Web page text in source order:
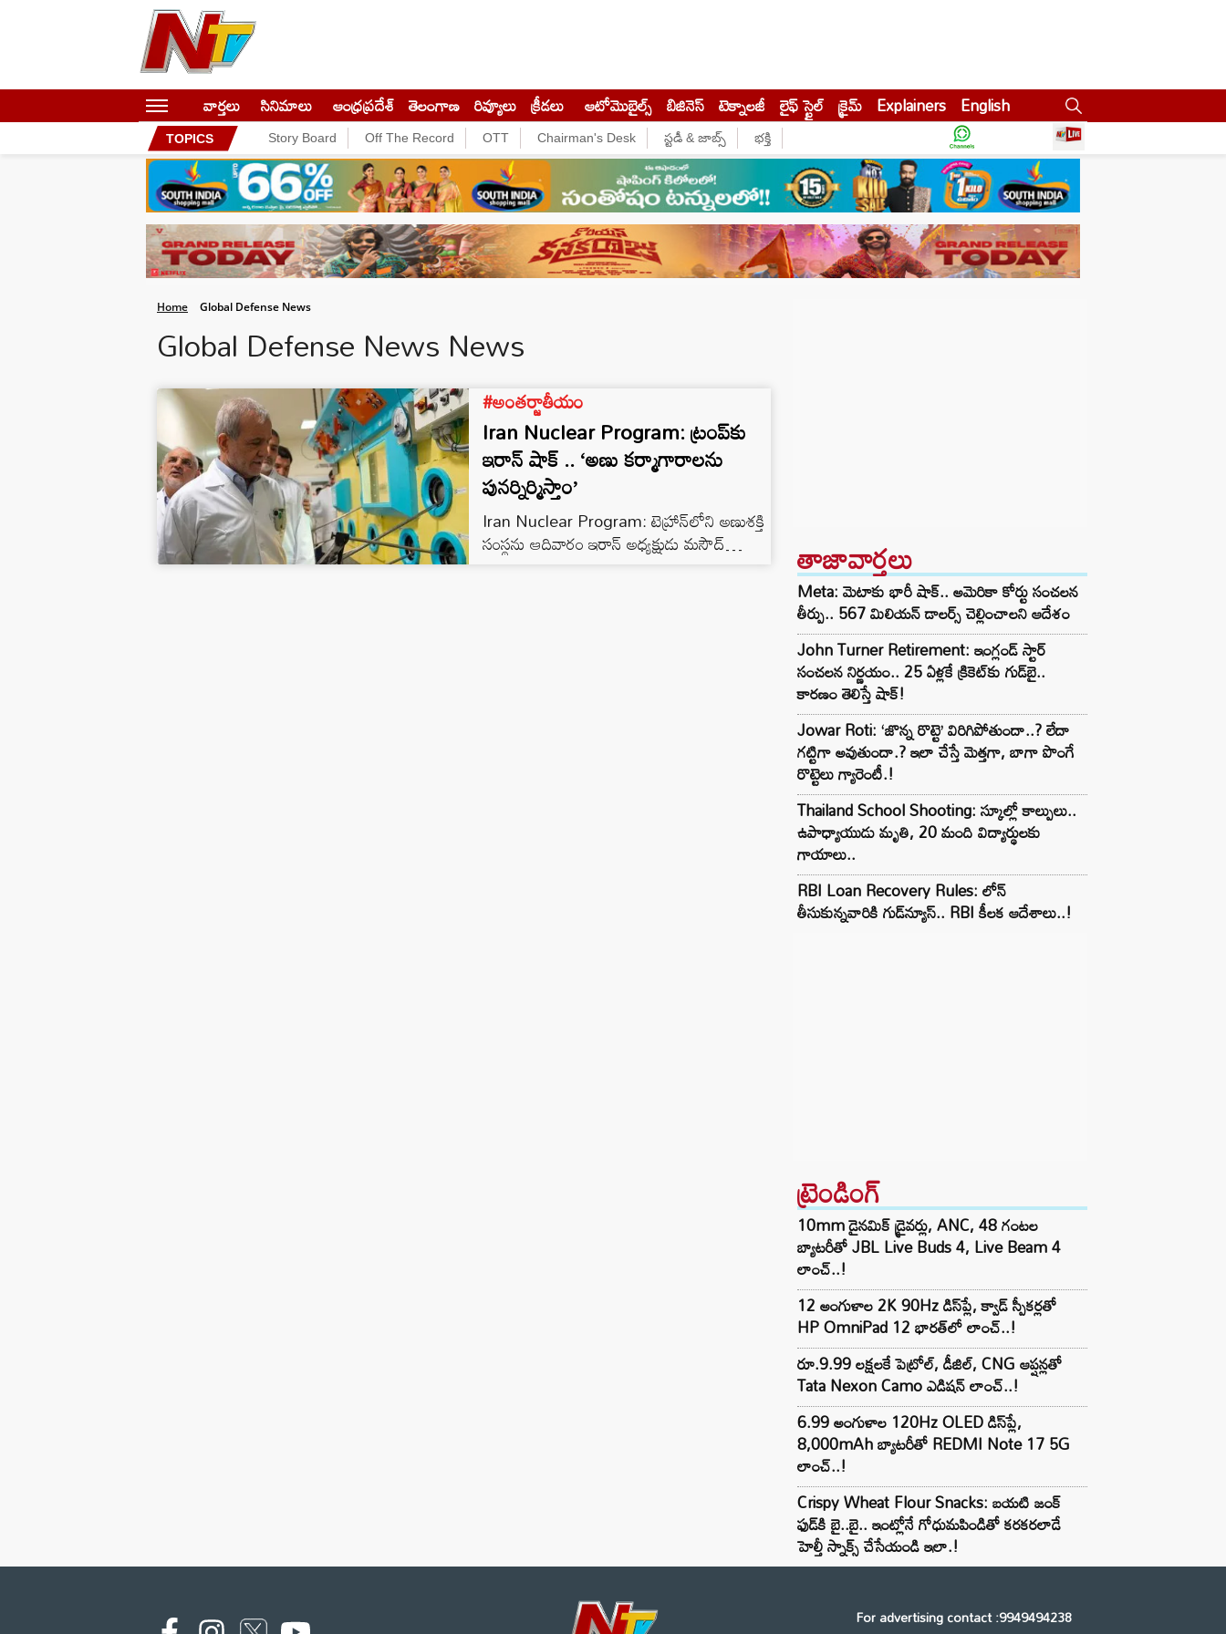
వార్తలు సినిమాలు ఆంధ్రప్రదేశ్ తెలంగాణ రివ్యూలు క్రీడలు ఆటోమొబైల్స్ బిజినెస్‌ టెక్నాలజీ లైఫ్ స్టైల్ క్రైమ్ Explainers English
TOPICS Story Board Off The Record OTT Chairman's Desk స్టడీ & జాబ్స్ భక్తి
Home Global Defense News
Global Defense News News
#అంతర్జాతీయం
Iran Nuclear Program: ట్రంప్‌కు
ఇరాన్ షాక్ .. ‘అణు కర్మాగారాలను
పునర్నిర్మిస్తాం’
Iran Nuclear Program: టెహ్రాన్‌లోని అణుశక్తి
సంస్థను ఆదివారం ఇరాన్ అధ్యక్షుడు మసౌద్
పెజెష్కియాన్ సందర్శించారు. ఈ సందర్భంగా తాజావార్తలు
Meta: మెటాకు భారీ షాక్.. అమెరికా కోర్టు సంచలన
తీర్పు.. 567 మిలియన్ డాలర్స్ చెల్లించాలని ఆదేశం
John Turner Retirement: ఇంగ్లండ్ స్టార్
సంచలన నిర్ణయం.. 25 ఏళ్లకే క్రికెట్‌కు గుడ్‌బై..
కారణం తెలిస్తే షాక్!
Jowar Roti: ‘జొన్న రొట్టె’ విరిగిపోతుందా..? లేదా
గట్టిగా అవుతుందా.? ఇలా చేస్తే మెత్తగా, బాగా పొంగే
రొట్టెలు గ్యారెంటీ.!
Thailand School Shooting: స్కూల్లో కాల్పులు..
ఉపాధ్యాయుడు మృతి, 20 మంది విద్యార్థులకు
గాయాలు..
RBI Loan Recovery Rules: లోన్
తీసుకున్నవారికి గుడ్‌న్యూస్.. RBI కీలక ఆదేశాలు..!
ట్రెండింగ్‌
10mm డైనమిక్ డ్రైవర్లు, ANC, 48 గంటల
బ్యాటరీతో JBL Live Buds 4, Live Beam 4
లాంచ్..!
12 అంగుళాల 2K 90Hz డిస్‌ప్లే, క్వాడ్ స్పీకర్లతో
HP OmniPad 12 భారత్‌లో లాంచ్..!
రూ.9.99 లక్షలకే పెట్రోల్, డీజిల్, CNG ఆప్షన్లతో
Tata Nexon Camo ఎడిషన్ లాంచ్..!
6.99 అంగుళాల 120Hz OLED డిస్‌ప్లే,
8,000mAh బ్యాటరీతో REDMI Note 17 5G
లాంచ్..!
Crispy Wheat Flour Snacks: బయటి జంక్
ఫుడ్‌కి బై..బై.. ఇంట్లోనే గోధుమపిండితో కరకరలాడే
హెల్తీ స్నాక్స్ చేసేయండి ఇలా.!
For advertising contact :9949494238